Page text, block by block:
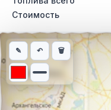
Стоимость
Интерактивная карта
✎ ↶ 🗑